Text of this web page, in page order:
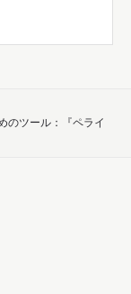
のツール：『ペライ